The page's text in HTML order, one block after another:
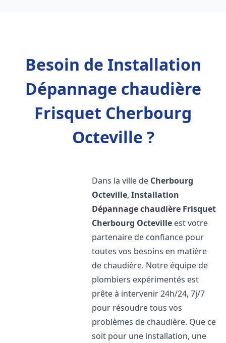
Besoin de Installation
Dépannage chaudière
Frisquet Cherbourg
Octeville ?
Dans la ville de Cherbourg
Octeville,Installation
Dépannage chaudière Frisquet
Cherbourg Octeville est votre
partenaire de confiance pour
toutes vos besoins en matière
de chaudière. Notre équipe de
plombiers expérimentés est
prête à intervenir 24h/24, 7j/7
pour résoudre tous vos
problèmes de chaudière. Que ce
soit pour une installation, une